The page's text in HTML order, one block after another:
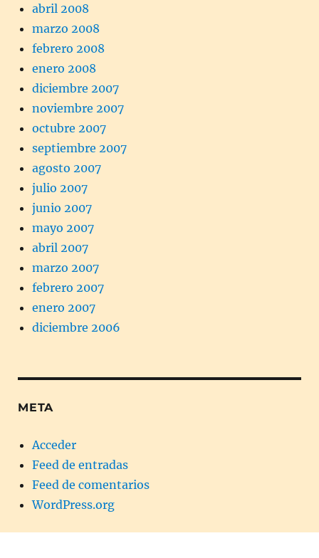
abril 2008
marzo 2008
febrero 2008
enero 2008
diciembre 2007
noviembre 2007
octubre 2007
septiembre 2007
agosto 2007
julio 2007
junio 2007
mayo 2007
abril 2007
marzo 2007
febrero 2007
enero 2007
diciembre 2006
META
Acceder
Feed de entradas
Feed de comentarios
WordPress.org